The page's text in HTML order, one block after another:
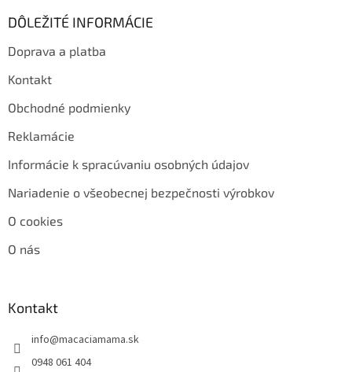
DÔLEŽITÉ INFORMÁCIE
Doprava a platba
Kontakt
Obchodné podmienky
Reklamácie
Informácie k spracúvaniu osobných údajov
Nariadenie o všeobecnej bezpečnosti výrobkov
O cookies
O nás
Kontakt
info@macaciamama.sk
0948 061 404